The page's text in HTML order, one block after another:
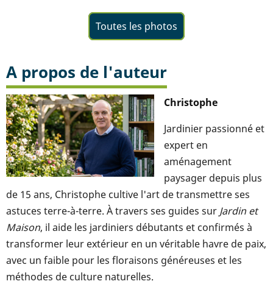
Toutes les photos
A propos de l'auteur
Christophe
Jardinier passionné et
expert en
aménagement
paysager depuis plus
de 15 ans, Christophe cultive l'art de transmettre ses
astuces terre-à-terre. À travers ses guides sur Jardin et
Maison, il aide les jardiniers débutants et confirmés à
transformer leur extérieur en un véritable havre de paix,
avec un faible pour les floraisons généreuses et les
méthodes de culture naturelles.